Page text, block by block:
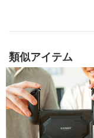
類似アイテム